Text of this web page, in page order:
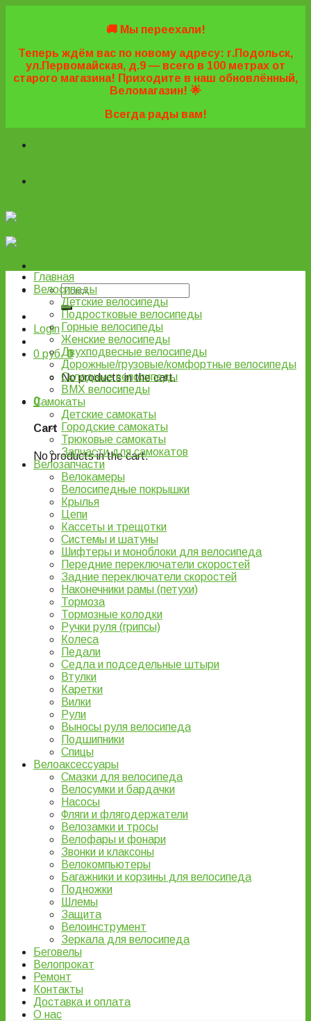
🚚 Мы переехали!
Теперь ждём вас по новому адресу: г.Подольск,
ул.Первомайская, д.9 — всего в 100 метрах от
старого магазина! Приходите в наш обновлённый,
Веломагазин! 🌟
Всегда рады вам!
Login
0 руб. 0
No products in the cart.
0
Cart
No products in the cart.
Главная
Велосипеды
Детские велосипеды
Подростковые велосипеды
Горные велосипеды
Женские велосипеды
Двухподвесные велосипеды
Дорожные/грузовые/комфортные велосипеды
Складные велосипеды
BMX велосипеды
Самокаты
Детские самокаты
Городские самокаты
Трюковые самокаты
Запчасти для самокатов
Велозапчасти
Велокамеры
Велосипедные покрышки
Крылья
Цепи
Кассеты и трещотки
Системы и шатуны
Шифтеры и моноблоки для велосипеда
Передние переключатели скоростей
Задние переключатели скоростей
Наконечники рамы (петухи)
Тормоза
Тормозные колодки
Ручки руля (грипсы)
Колеса
Педали
Седла и подседельные штыри
Втулки
Каретки
Вилки
Рули
Выносы руля велосипеда
Подшипники
Спицы
Велоаксессуары
Смазки для велосипеда
Велосумки и бардачки
Насосы
Фляги и флягодержатели
Велозамки и тросы
Велофары и фонари
Звонки и клаксоны
Велокомпьютеры
Багажники и корзины для велосипеда
Подножки
Шлемы
Защита
Велоинструмент
Зеркала для велосипеда
Беговелы
Велопрокат
Ремонт
Контакты
Доставка и оплата
О нас